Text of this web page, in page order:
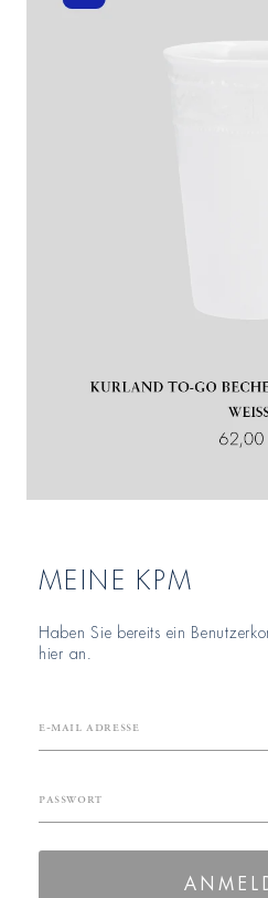
MEINE KPM
Haben Sie bereits ein
hier an.
E-Mail Adresse
Passwort